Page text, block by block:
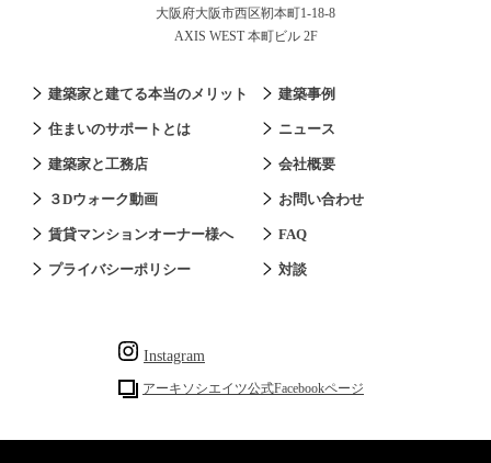
大阪府大阪市西区靭本町1-18-8
AXIS WEST 本町ビル 2F
建築家と建てる本当のメリット 建築事例
住まいのサポートとは ニュース
建築家と工務店 会社概要
３Dウォーク動画 お問い合わせ
賃貸マンションオーナー様へ FAQ
プライバシーポリシー 対談
Instagram
アーキソシエイツ公式Facebookページ